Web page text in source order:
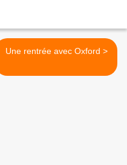
Une rentrée avec Oxford >